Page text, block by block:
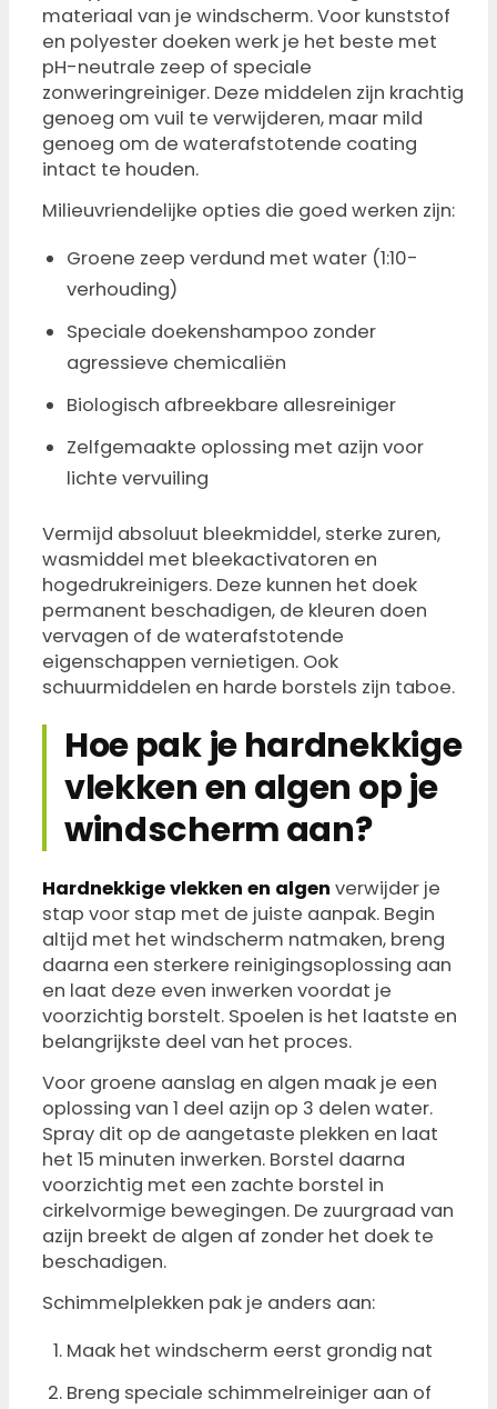
materiaal van je windscherm. Voor kunststof
en polyester doeken werk je het beste met
pH-neutrale zeep of speciale
zonweringreiniger. Deze middelen zijn krachtig
genoeg om vuil te verwijderen, maar mild
genoeg om de waterafstotende coating
intact te houden.
Milieuvriendelijke opties die goed werken zijn:
Groene zeep verdund met water (1:10-
verhouding)
Speciale doekenshampoo zonder
agressieve chemicaliën
Biologisch afbreekbare allesreiniger
Zelfgemaakte oplossing met azijn voor
lichte vervuiling
Vermijd absoluut bleekmiddel, sterke zuren,
wasmiddel met bleekactivatoren en
hogedrukreinigers. Deze kunnen het doek
permanent beschadigen, de kleuren doen
vervagen of de waterafstotende
eigenschappen vernietigen. Ook
schuurmiddelen en harde borstels zijn taboe.
Hoe pak je hardnekkige
vlekken en algen op je
windscherm aan?
Hardnekkige vlekken en algen verwijder je
stap voor stap met de juiste aanpak. Begin
altijd met het windscherm natmaken, breng
daarna een sterkere reinigingsoplossing aan
en laat deze even inwerken voordat je
voorzichtig borstelt. Spoelen is het laatste en
belangrijkste deel van het proces.
Voor groene aanslag en algen maak je een
oplossing van 1 deel azijn op 3 delen water.
Spray dit op de aangetaste plekken en laat
het 15 minuten inwerken. Borstel daarna
voorzichtig met een zachte borstel in
cirkelvormige bewegingen. De zuurgraad van
azijn breekt de algen af zonder het doek te
beschadigen.
Schimmelplekken pak je anders aan:
Maak het windscherm eerst grondig nat
Breng speciale schimmelreiniger aan of